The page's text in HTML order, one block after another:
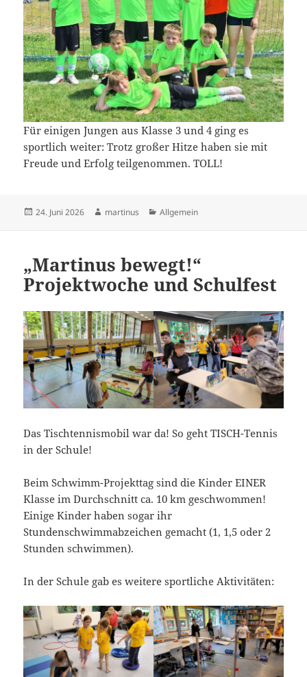
Für einigen Jungen aus Klasse 3 und 4 ging es
sportlich weiter: Trotz großer Hitze haben sie mit
Freude und Erfolg teilgenommen. TOLL!
Veröffentlicht
24. Juni 2026 Autor
martinus Kategorien
Allgemein
„Martinus bewegt!“
Projektwoche und Schulfest
Das Tischtennismobil war da! So geht TISCH-Tennis
in der Schule!
Beim Schwimm-Projekttag sind die Kinder EINER
Klasse im Durchschnitt ca. 10 km geschwommen!
Einige Kinder haben sogar ihr
Stundenschwimmabzeichen gemacht (1, 1,5 oder 2
Stunden schwimmen).
In der Schule gab es weitere sportliche Aktivitäten: